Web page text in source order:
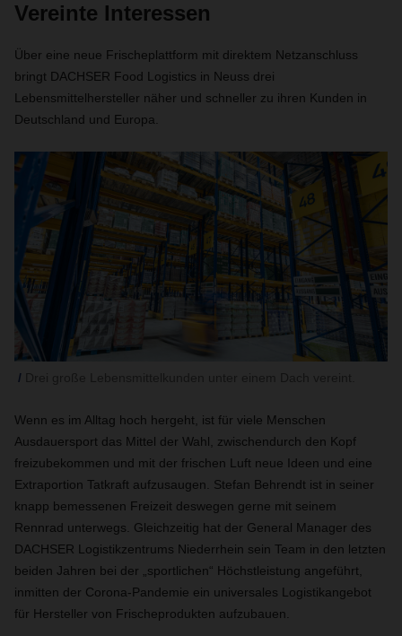
Vereinte Interessen
Über eine neue Frischeplattform mit direktem Netzanschluss
bringt DACHSER Food Logistics in Neuss drei
Lebensmittelhersteller näher und schneller zu ihren Kunden in
Deutschland und Europa.
Wenn es im Alltag hoch hergeht, ist für viele Menschen
Ausdauersport das Mittel der Wahl, zwischendurch den Kopf
freizubekommen und mit der frischen Luft neue Ideen und eine
Extraportion Tatkraft aufzusaugen. Stefan Behrendt ist in seiner
knapp bemessenen Freizeit deswegen gerne mit seinem
Rennrad unterwegs. Gleichzeitig hat der General Manager des
DACHSER Logistikzentrums Niederrhein sein Team in den letzten
beiden Jahren bei der „sportlichen“ Höchstleistung angeführt,
inmitten der Corona-Pandemie ein universales Logistikangebot
für Hersteller von Frischeprodukten aufzubauen.